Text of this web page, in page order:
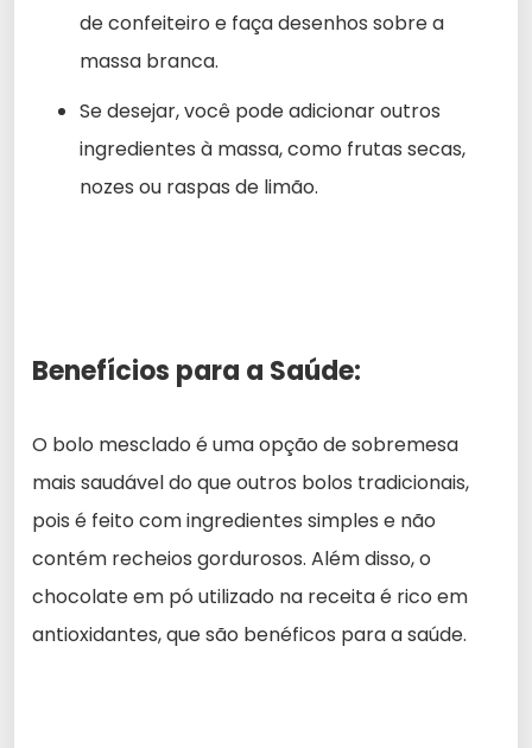
de confeiteiro e faça desenhos sobre a
massa branca.
Se desejar, você pode adicionar outros
ingredientes à massa, como frutas secas,
nozes ou raspas de limão.
Benefícios para a Saúde:
O bolo mesclado é uma opção de sobremesa
mais saudável do que outros bolos tradicionais,
pois é feito com ingredientes simples e não
contém recheios gordurosos. Além disso, o
chocolate em pó utilizado na receita é rico em
antioxidantes, que são benéficos para a saúde.